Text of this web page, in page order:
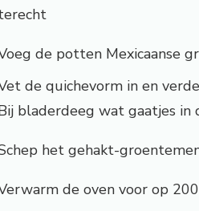
de potten Mexicaanse
de quichevorm in en
bladerdeeg wat gaatjes in
het gehakt-
de oven voor op